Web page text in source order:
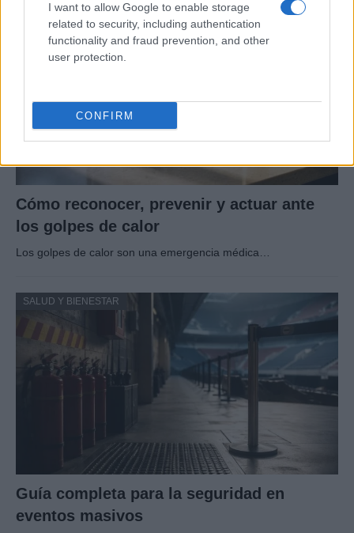
I want to allow Google to enable storage
related to security, including authentication
functionality and fraud prevention, and other
user protection.
CONFIRM
SALUD Y BIENESTAR
Cómo reconocer, prevenir y actuar ante
los golpes de calor
Los golpes de calor son una emergencia médica…
SALUD Y BIENESTAR
Guía completa para la seguridad en
eventos masivos